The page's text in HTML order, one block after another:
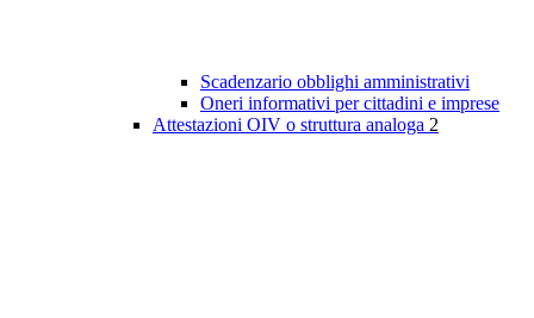
Scadenzario obblighi amministrativi
Oneri informativi per cittadini e imprese
Attestazioni OIV o struttura analoga 2